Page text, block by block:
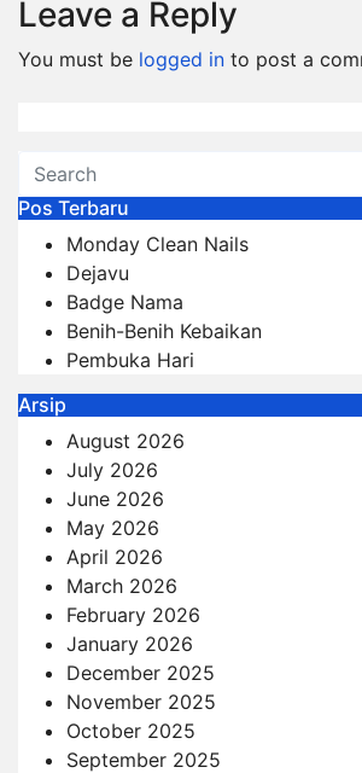
Leave a Reply
You must be logged in to post a
Pos Terbaru
Monday Clean Nails
Dejavu
Badge Nama
Benih-Benih Kebaikan
Pembuka Hari
Arsip
August 2026
July 2026
June 2026
May 2026
April 2026
March 2026
February 2026
January 2026
December 2025
November 2025
October 2025
September 2025